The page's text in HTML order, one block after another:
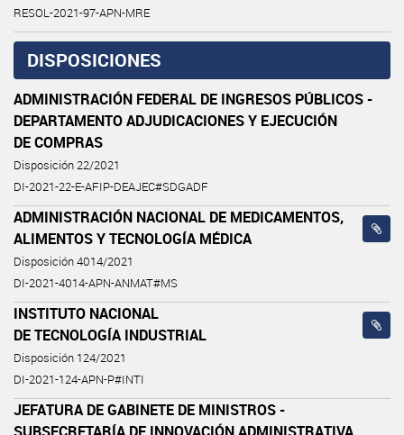
RESOL-2021-97-APN-MRE
DISPOSICIONES
ADMINISTRACIÓN FEDERAL DE INGRESOS PÚBLICOS -
DEPARTAMENTO ADJUDICACIONES Y EJECUCIÓN
DE COMPRAS
Disposición 22/2021
DI-2021-22-E-AFIP-DEAJEC#SDGADF
ADMINISTRACIÓN NACIONAL DE MEDICAMENTOS,
ALIMENTOS Y TECNOLOGÍA MÉDICA
Disposición 4014/2021
DI-2021-4014-APN-ANMAT#MS
INSTITUTO NACIONAL
DE TECNOLOGÍA INDUSTRIAL
Disposición 124/2021
DI-2021-124-APN-P#INTI
JEFATURA DE GABINETE DE MINISTROS -